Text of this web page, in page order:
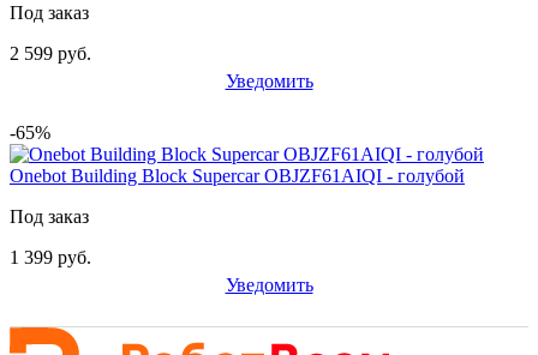
Под заказ
2 599 руб.
Уведомить
-65%
Onebot Building Block Supercar OBJZF61AIQI - голубой
Под заказ
1 399 руб.
Уведомить